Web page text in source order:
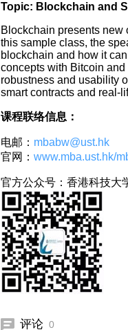
Topic: Blockchain and
Blockchain presents new
this sample class, the
blockchain and how it
concepts with Bitcoin
robustness and usability
smart contracts and real-
课程联络信息：
电邮： mbabw@ust.hk
官网： www.mba.ust.hk/
官方公众号：香港科技大
评论 0